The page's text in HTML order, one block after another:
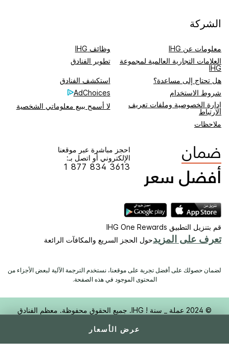
عرض الأسعار
الشركة
معلومات عن IHG
وظائف IHG
العلامات التجارية العالمية لمجموعة
IHG
تطوير الفنادق
هل تحتاج إلى مساعدة؟
استكشف الفنادق
شروط الاستخدام​
AdChoices
إدارة الخصوصية وملفات تعريف
الارتباط
لا أسمح ببيع معلوماتي الشخصية
ملاحظات
احجز مباشرة عبر موقعنا
الإلكتروني أو اتصل بـ:
1 877 834 3613
قم بتنزيل التطبيق IHG One Rewards
تعرف على المزيدحول الحجز السريع والمكافآت الرائعة
لضمان حصولك على أفضل تجربة على موقعنا، نستخدم الترجمة الآلية لبعض الأجزاء من
المحتوى الموجود في هذه الصفحة.
© 2024 عملة _ سنة ! IHG. جميع الحقوق محفوظة. معظم الفنادق